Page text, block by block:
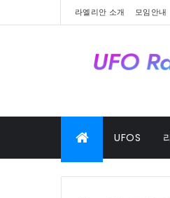
라엘리안 소개 모임안내
UFOS